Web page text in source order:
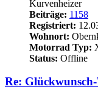
Kurvenheizer
Beiträge: 1158
Registriert:
Wohnort:
Motorrad Typ:
Status: Offline
Re: